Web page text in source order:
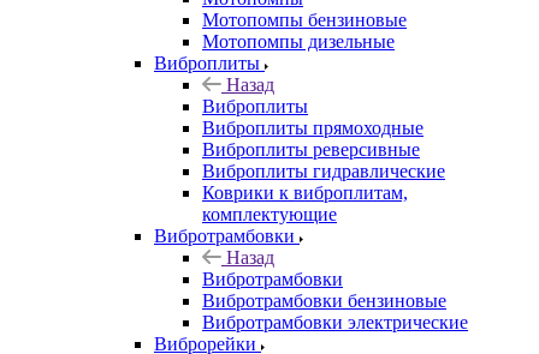
Мотопомпы бензиновые
Мотопомпы дизельные
Виброплиты
Назад
Виброплиты
Виброплиты прямоходные
Виброплиты реверсивные
Виброплиты гидравлические
Коврики к виброплитам,
комплектующие
Вибротрамбовки
Назад
Вибротрамбовки
Вибротрамбовки бензиновые
Вибротрамбовки электрические
Виброрейки